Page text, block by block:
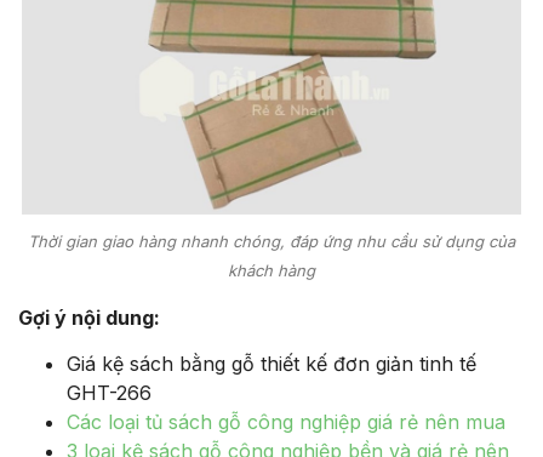
Thời gian giao hàng nhanh chóng, đáp ứng nhu cầu sử dụng của
khách hàng
Gợi ý nội dung:
Giá kệ sách bằng gỗ thiết kế đơn giản tinh tế
GHT-266
Các loại tủ sách gỗ công nghiệp giá rẻ nên mua
3 loại kệ sách gỗ công nghiệp bền và giá rẻ nên